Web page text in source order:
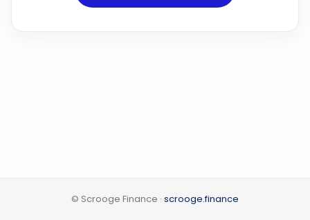
© Scrooge Finance · scrooge.finance